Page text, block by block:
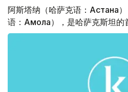
阿斯塔纳（哈萨克语：Астана
语：Ақмола），是哈萨克斯坦的